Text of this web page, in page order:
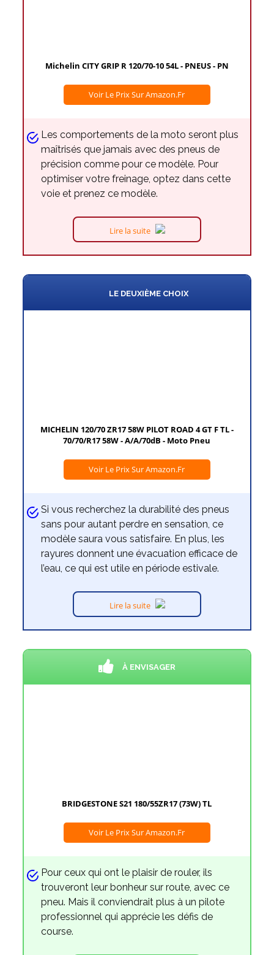
Michelin CITY GRIP R 120/70-10 54L - PNEUS - PN
Voir Le Prix Sur Amazon.fr
Les comportements de la moto seront plus
maîtrisés que jamais avec des pneus de
précision comme pour ce modèle. Pour
optimiser votre freinage, optez dans cette
voie et prenez ce modèle.
Lire la suite
LE DEUXIÈME CHOIX
MICHELIN 120/70 ZR17 58W PILOT ROAD 4 GT F TL -
70/70/R17 58W - A/A/70dB - Moto Pneu
Voir Le Prix Sur Amazon.fr
Si vous recherchez la durabilité des pneus
sans pour autant perdre en sensation, ce
modèle saura vous satisfaire. En plus, les
rayures donnent une évacuation efficace de
l’eau, ce qui est utile en période estivale.
Lire la suite
À ENVISAGER
BRIDGESTONE S21 180/55ZR17 (73W) TL
Voir Le Prix Sur Amazon.fr
Pour ceux qui ont le plaisir de rouler, ils
trouveront leur bonheur sur route, avec ce
pneu. Mais il conviendrait plus à un pilote
professionnel qui apprécie les défis de
course.